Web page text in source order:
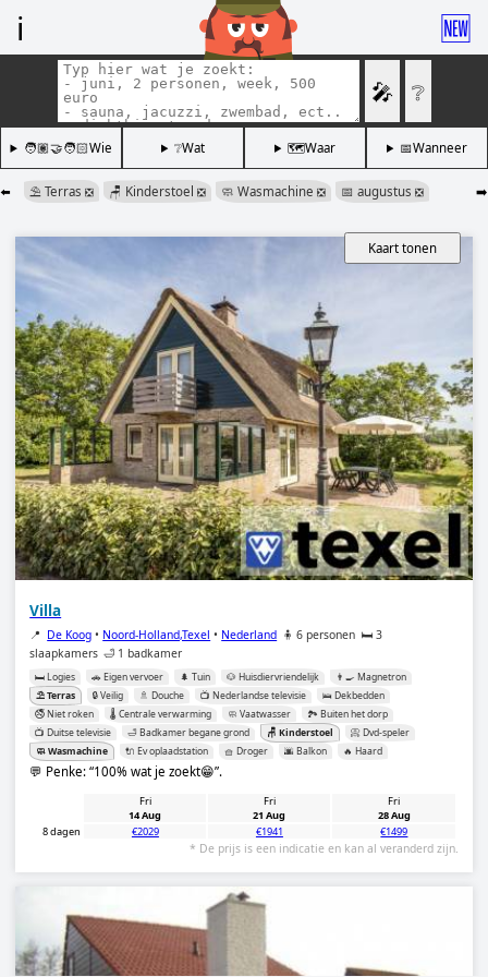
ℹ️ 🆕
🎤 ❔
🧑🏽‍🤝‍🧑🏻Wie ❔Wat 🗺️Waar 📅Wanneer
⬅️ ➡️
⛱️ Terras ❎ 🪑 Kinderstoel ❎ 🧼 Wasmachine ❎ 📅 augustus ❎
Kaart tonen
Villa
📍 De Koog • Noord-Holland,Texel • Nederland 🧍 6 personen 🛏️ 3
slaapkamers 🛁 1 badkamer
🛏️ Logies 🚗 Eigen vervoer 🌲 Tuin 🐶 Huisdiervriendelijk
👨‍🍳 Magnetron
⛱️ Terras
🔒 Veilig 🚿 Douche 📺 Nederlandse televisie
🛌 Dekbedden
🚭 Niet roken
🌡️ Centrale verwarming 🧼 Vaatwasser
🏞️ Buiten het dorp
📺 Duitse televisie
🛁 Badkamer begane grond 🪑 Kinderstoel
📀 Dvd-speler
🧼 Wasmachine
🔌 Ev oplaadstation 🧺 Droger 🌆 Balkon 🔥 Haard
💬 Penke: 100% wat je zoekt😁 .
Fri
14 Aug
Fri
21 Aug
Fri
28 Aug
8 dagen
€2029 €1941 €1499
* De prijs is een indicatie en kan al veranderd zijn.